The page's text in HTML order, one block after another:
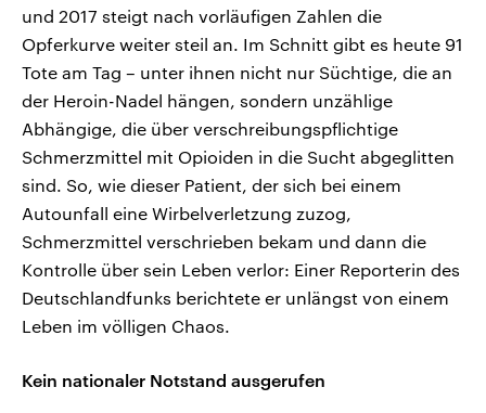
und 2017 steigt nach vorläufigen Zahlen die
Opferkurve weiter steil an. Im Schnitt gibt es heute 91
Tote am Tag – unter ihnen nicht nur Süchtige, die an
der Heroin-Nadel hängen, sondern unzählige
Abhängige, die über verschreibungspflichtige
Schmerzmittel mit Opioiden in die Sucht abgeglitten
sind. So, wie dieser Patient, der sich bei einem
Autounfall eine Wirbelverletzung zuzog,
Schmerzmittel verschrieben bekam und dann die
Kontrolle über sein Leben verlor: Einer Reporterin des
Deutschlandfunks berichtete er unlängst von einem
Leben im völligen Chaos.
Kein nationaler Notstand ausgerufen